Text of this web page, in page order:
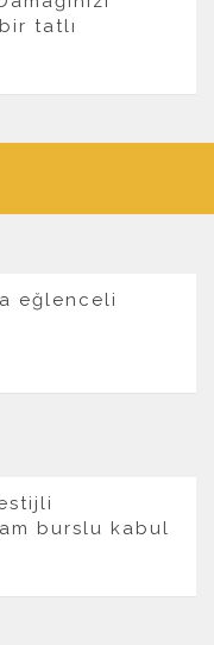
tatlı
eğlenceli
burslu kabul